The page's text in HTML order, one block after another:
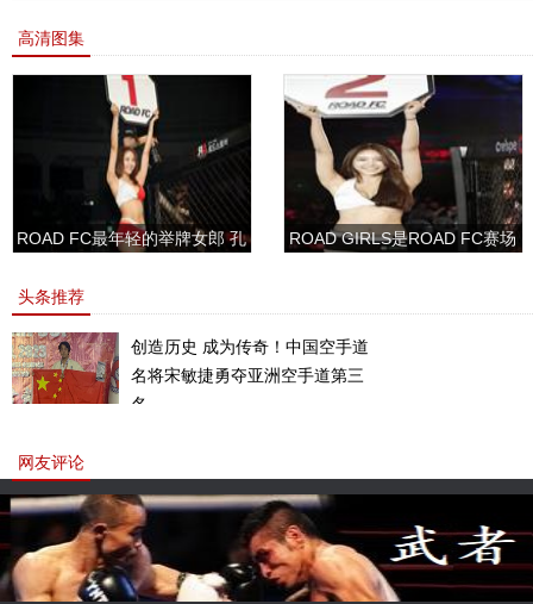
高清图集
ROAD FC最年轻的举牌女郎 孔
ROAD GIRLS是ROAD FC赛场
头条推荐
创造历史 成为传奇！中国空手道
名将宋敏捷勇夺亚洲空手道第三
名。
网友评论